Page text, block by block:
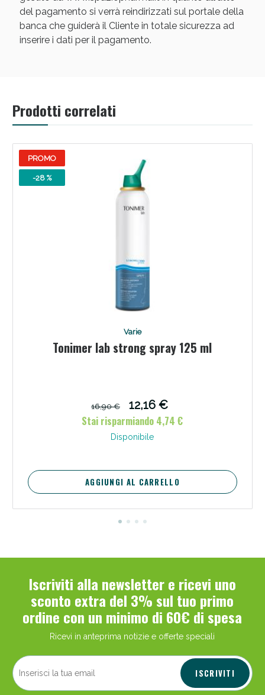
del pagamento si verrà reindirizzati sul portale della
banca che guiderà il Cliente in totale sicurezza ad
inserire i dati per il pagamento.
Prodotti correlati
PROMO
-28 %
Varie
Tonimer lab strong spray 125 ml
16,90 €
12,16 €
Stai risparmiando 4,74 €
Disponibile
AGGIUNGI AL CARRELLO
Iscriviti alla newsletter e ricevi uno
sconto extra del 3% sul tuo primo
ordine con un minimo di 60€ di spesa
Ricevi in anteprima notizie e offerte speciali
ISCRIVITI